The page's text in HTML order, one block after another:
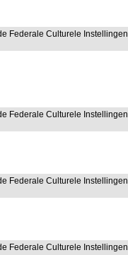
Federale Culturele Instellingen
Federale Culturele Instellingen
Federale Culturele Instellingen
Federale Culturele Instellingen